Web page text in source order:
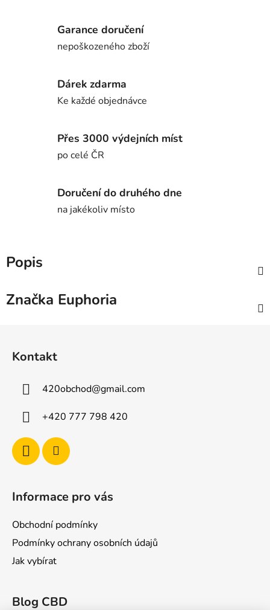
Garance doručení
nepoškozeného zboží
Dárek zdarma
Ke každé objednávce
Přes 3000 výdejních míst
po celé ČR
Doručení do druhého dne
na jakékoliv místo
Popis
Značka Euphoria
Kontakt
420obchod@gmail.com
+420 777 798 420
Informace pro vás
Obchodní podmínky
Podmínky ochrany osobních údajů
Jak vybírat
Blog CBD